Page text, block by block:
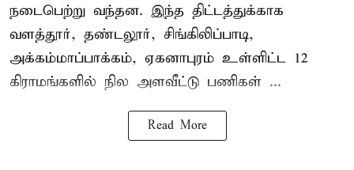
நடைபெற்று வந்தன. இந்த திட்டத்துக்காக
வளத்தூர், தண்டலூர், சிங்கிலிப்பாடி,
அக்கம்மாப்பாக்கம், ஏகனாபுரம் உள்ளிட்ட 12
கிராமங்களில் நில அளவீட்டு பணிகள் ...
Read More